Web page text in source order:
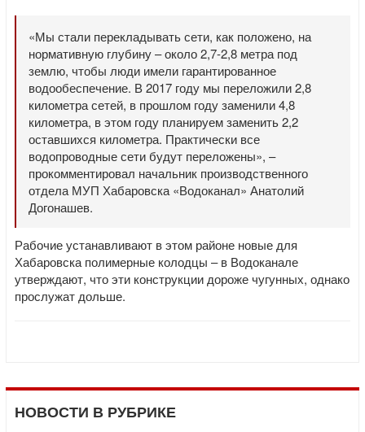
«Мы стали перекладывать сети, как положено, на
нормативную глубину – около 2,7-2,8 метра под
землю, чтобы люди имели гарантированное
водообеспечение. В 2017 году мы переложили 2,8
километра сетей, в прошлом году заменили 4,8
километра, в этом году планируем заменить 2,2
оставшихся километра. Практически все
водопроводные сети будут переложены», –
прокомментировал начальник производственного
отдела МУП Хабаровска «Водоканал» Анатолий
Догонашев.
Рабочие устанавливают в этом районе новые для
Хабаровска полимерные колодцы – в Водоканале
утверждают, что эти конструкции дороже чугунных, однако
прослужат дольше.
НОВОСТИ В РУБРИКЕ